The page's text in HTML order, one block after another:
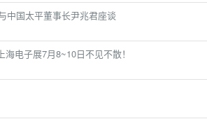
中国太平董事长尹兆君座谈
电子展7月8~10日不见不散！